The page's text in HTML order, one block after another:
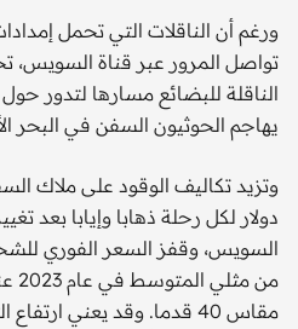
ورغم أن الناقلات التي تحمل
تواصل المرور عبر قناة السويس،
الناقلة للبضائع مسارها لتدور
يهاجم الحوثيون السفن في البحر
وتزيد تكاليف الوقود على ملاك
دولار لكل رحلة ذهابا وإيابا بعد
السويس، وقفز السعر الفوري
مقاس 40 قدما. وقد يعني